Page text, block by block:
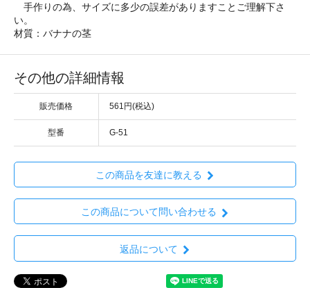
手作りの為、サイズに多少の誤差がありますことご理解下さ
い。
材質：バナナの茎
その他の詳細情報
販売価格 561円(税込)
型番 G-51
この商品を友達に教える
この商品について問い合わせる
返品について